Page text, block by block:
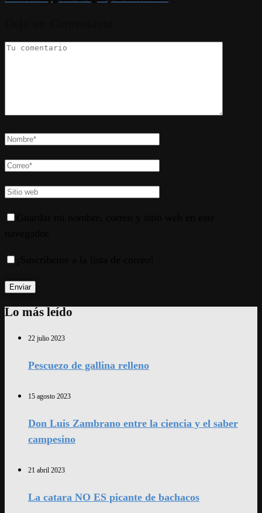
Lo más leído
22 julio 2023
Pescuezo de gallina relleno
15 agosto 2023
Don Luis Zambrano entre la ciencia y el saber
campesino
21 abril 2023
La catara NO ES picante de bachacos